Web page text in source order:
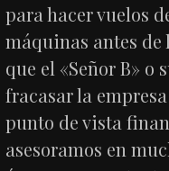
para hacer vuelos
máquinas antes
que el «Señor B» o
fracasar la
punto de vista
asesoramos en